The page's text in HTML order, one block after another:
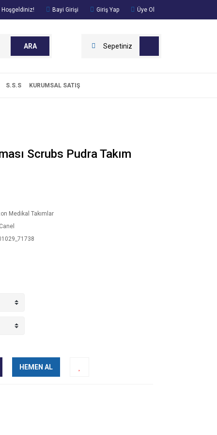
Hoşgeldiniz! Bayi Girişi Giriş Yap Üye Ol
ARA Sepetiniz
S.S.S KURUMSAL SATIŞ
Scrubs Pudra Takım
Medikal Takımlar
HEMEN AL